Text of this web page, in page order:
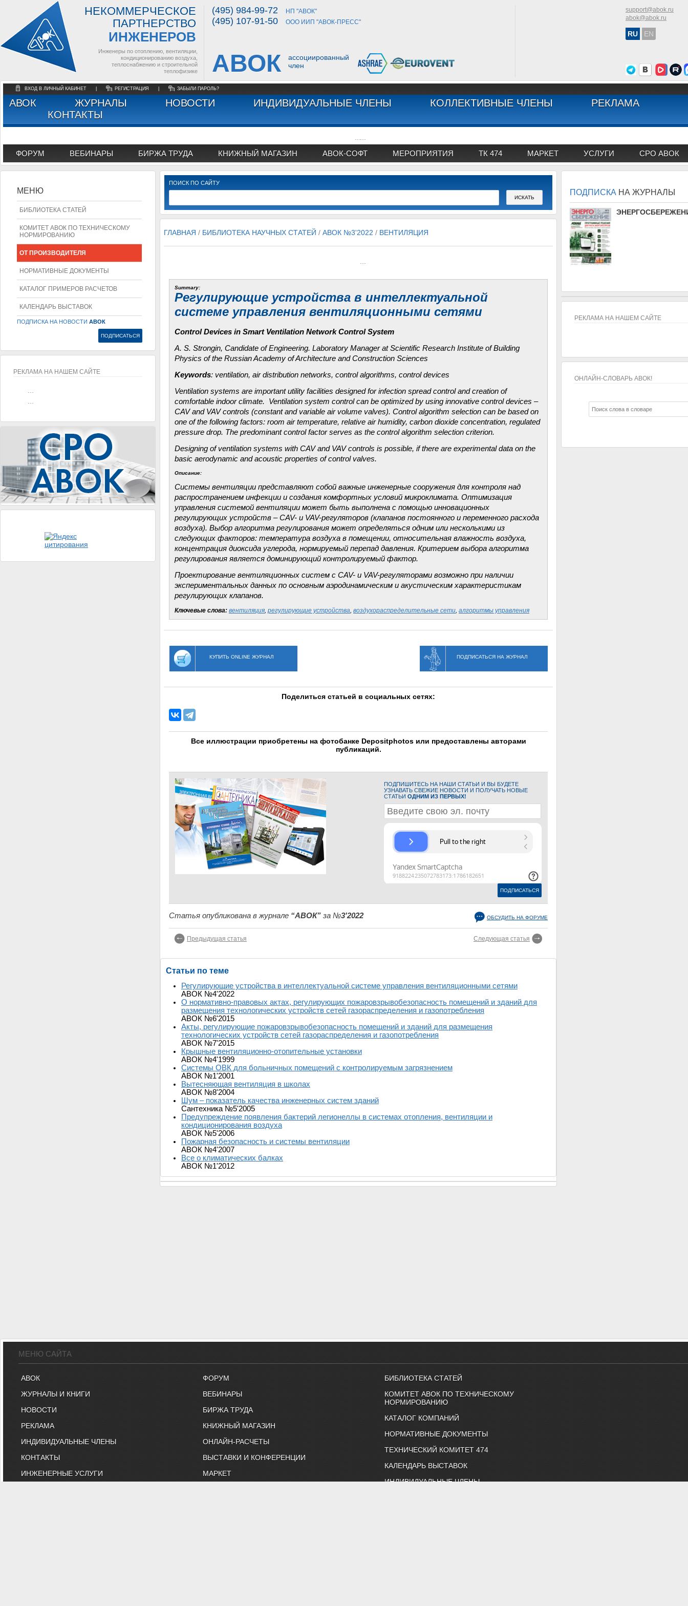
НЕКОММЕРЧЕСКОЕ
ПАРТНЕРСТВО
ИНЖЕНЕРОВ
Инженеры по отоплению, вентиляции,
кондиционированию воздуха,
теплоснабжению и строительной
теплофизике
(495) 984-99-72 НП "АВОК"
(495) 107-91-50 ООО ИИП "АВОК-ПРЕСС"
АВОК
ассоциированный
член
support@abok.ru
abok@abok.ru
RU EN
ВХОД В ЛИЧНЫЙ КАБИНЕТ РЕГИСТРАЦИЯ ЗАБЫЛИ ПАРОЛЬ?
АВОК ЖУРНАЛЫ НОВОСТИ ИНДИВИДУАЛЬНЫЕ ЧЛЕНЫ КОЛЛЕКТИВНЫЕ ЧЛЕНЫ
РЕКЛАМА
КОНТАКТЫ
ФОРУМ ВЕБИНАРЫ БИРЖА ТРУДА КНИЖНЫЙ МАГАЗИН АВОК-СОФТ МЕРОПРИЯТИЯ ТК 474 МАРКЕТ УСЛУГИ СРО АВОК
ПОИСК ПО САЙТУ
ГЛАВНАЯ / БИБЛИОТЕКА НАУЧНЫХ СТАТЕЙ / АВОК №3'2022 / ВЕНТИЛЯЦИЯ
Summary:
Регулирующие устройства в интеллектуальной
системе управления вентиляционными сетями
Control Devices in Smart Ventilation Network Control System
A. S. Strongin, Candidate of Engineering. Laboratory Manager at Scientific Research Institute of Building
Physics of the Russian Academy of Architecture and Construction Sciences
Keywords: ventilation, air distribution networks, control algorithms, control devices
Ventilation systems are important utility facilities designed for infection spread control and creation of
comfortable indoor climate. Ventilation system control can be optimized by using innovative control devices –
CAV and VAV controls (constant and variable air volume valves). Control algorithm selection can be based on
one of the following factors: room air temperature, relative air humidity, carbon dioxide concentration, regulated
pressure drop. The predominant control factor serves as the control algorithm selection criterion.
Designing of ventilation systems with CAV and VAV controls is possible, if there are experimental data on the
basic aerodynamic and acoustic properties of control valves.
Описание:
Системы вентиляции представляют собой важные инженерные сооружения для контроля над
распространением инфекции и создания комфортных условий микроклимата. Оптимизация
управления системой вентиляции может быть выполнена с помощью инновационных
регулирующих устройств – CAV- и VAV-регуляторов (клапанов постоянного и переменного расхода
воздуха). Выбор алгоритма регулирования может определяться одним или несколькими из
следующих факторов: температура воздуха в помещении, относительная влажность воздуха,
концентрация диоксида углерода, нормируемый перепад давления. Критерием выбора алгоритма
регулирования является доминирующий контролируемый фактор.
Проектирование вентиляционных систем с CAV- и VAV-регуляторами возможно при наличии
экспериментальных данных по основным аэродинамическим и акустическим характеристикам
регулирующих клапанов.
Ключевые слова: вентиляция, регулирующие устройства, воздухораспределительные сети, алгоритмы управления
КУПИТЬ ONLINE ЖУРНАЛ ПОДПИСАТЬСЯ НА ЖУРНАЛ
Поделиться статьей в социальных сетях:
Все иллюстрации приобретены на фотобанке Depositphotos или предоставлены авторами
публикаций.
ПОДПИШИТЕСЬ НА НАШИ СТАТЬИ И ВЫ БУДЕТЕ
УЗНАВАТЬ СВЕЖИЕ НОВОСТИ И ПОЛУЧАТЬ НОВЫЕ
СТАТЬИОДНИМ ИЗ ПЕРВЫХ!
Статья опубликована в журнале “АВОК” за №3'2022 ОБСУДИТЬ НА ФОРУМЕ
Предыдущая статья Следующая статья
Статьи по теме
Регулирующие устройства в интеллектуальной системе управления вентиляционными сетями
АВОК №4'2022
О нормативно-правовых актах, регулирующих пожаровзрывобезопасность помещений и зданий для
размещения технологических устройств сетей газораспределения и газопотребления
АВОК №6'2015
Акты, регулирующие пожаровзрывобезопасность помещений и зданий для размещения
технологических устройств сетей газораспределения и газопотребления
АВОК №7'2015
Крышные вентиляционно-отопительные установки
АВОК №4'1999
Системы ОВК для больничных помещений с контролируемым загрязнением
АВОК №1'2001
Вытесняющая вентиляция в школах
АВОК №8'2004
Шум – показатель качества инженерных систем зданий
Сантехника №5'2005
Предупреждение появления бактерий легионеллы в системах отопления, вентиляции и
кондиционирования воздуха
АВОК №5'2006
Пожарная безопасность и системы вентиляции
АВОК №4'2007
Все о климатических балках
АВОК №1'2012
МЕНЮ
БИБЛИОТЕКА СТАТЕЙ
КОМИТЕТ АВОК ПО ТЕХНИЧЕСКОМУ
НОРМИРОВАНИЮ
ОТ ПРОИЗВОДИТЕЛЯ
НОРМАТИВНЫЕ ДОКУМЕНТЫ
КАТАЛОГ ПРИМЕРОВ РАСЧЕТОВ
КАЛЕНДАРЬ ВЫСТАВОК
ПОДПИСКА НА НОВОСТИ АВОК
РЕКЛАМА НА НАШЕМ САЙТЕ
ПОДПИСКА НА ЖУРНАЛЫ
АВОК
РЕКЛАМА НА НАШЕМ САЙТЕ
ОНЛАЙН-СЛОВАРЬ АВОК!
МЕНЮ САЙТА
АВОК
ЖУРНАЛЫ И КНИГИ
НОВОСТИ
РЕКЛАМА
ИНДИВИДУАЛЬНЫЕ ЧЛЕНЫ
КОНТАКТЫ
ИНЖЕНЕРНЫЕ УСЛУГИ
ФОРУМ
ВЕБИНАРЫ
БИРЖА ТРУДА
КНИЖНЫЙ МАГАЗИН
ОНЛАЙН-РАСЧЕТЫ
ВЫСТАВКИ И КОНФЕРЕНЦИИ
МАРКЕТ
БИБЛИОТЕКА СТАТЕЙ
КОМИТЕТ АВОК ПО ТЕХНИЧЕСКОМУ
НОРМИРОВАНИЮ
КАТАЛОГ КОМПАНИЙ
НОРМАТИВНЫЕ ДОКУМЕНТЫ
ТЕХНИЧЕСКИЙ КОМИТЕТ 474
КАЛЕНДАРЬ ВЫСТАВОК
ИНДИВИДУАЛЬНЫЕ ЧЛЕНЫ